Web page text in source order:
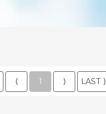
⟨ 1 ⟩ LAST ⟩